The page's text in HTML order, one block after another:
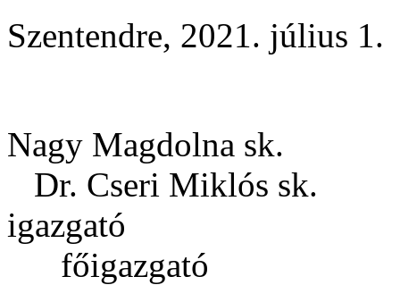
Szentendre, 2021. július 1.
Nagy
Dr. Cseri Miklós sk.
főigazgató